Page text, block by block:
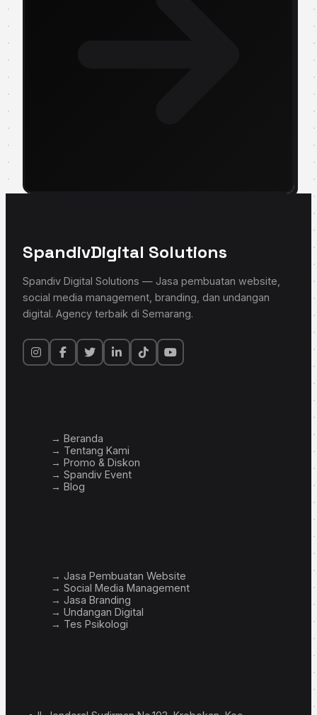
SpandivDigital Solutions
Spandiv Digital Solutions — Jasa pembuatan website,
social media management, branding, dan undangan
digital. Agency terbaik di Semarang.
→ Beranda
→ Tentang Kami
→ Promo & Diskon
→ Spandiv Event
→ Blog
→ Jasa Pembuatan Website
→ Social Media Management
→ Jasa Branding
→ Undangan Digital
→ Tes Psikologi